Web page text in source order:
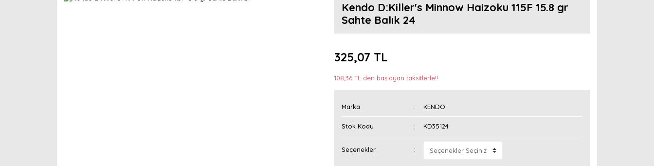
Kendo D:Killer's Minnow Haizoku 115F 15.8 gr
Sahte Balık 24
325,07 TL
108,36 TL den başlayan taksitlerle!!
Marka KENDO
Stok Kodu KD35124
Seçenekler